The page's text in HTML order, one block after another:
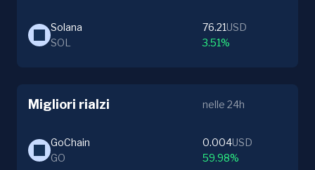
Solana
SOL
76.21USD
3.51%
Migliori rialzi nelle 24h
GoChain
GO
0.004USD
59.98%